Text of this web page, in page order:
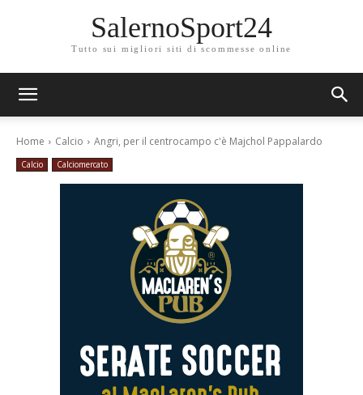
SalernoSport24
Tutto sui migliori siti di scommesse online
Home Calcio Angri, per il centrocampo c'è Majchol Pappalardo
Calcio Calciomercato